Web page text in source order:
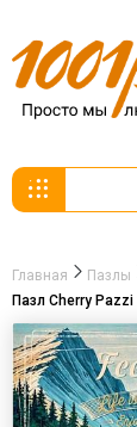
Главная Пазлы
Пазл Cherry